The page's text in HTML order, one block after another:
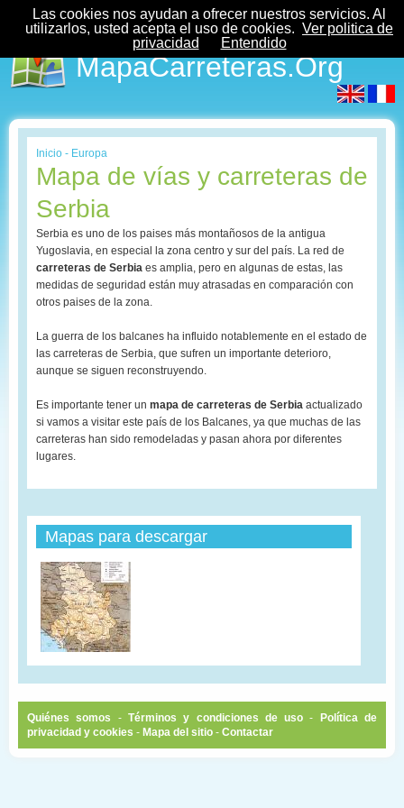
MapaCarreteras.Org
Inicio - Europa
Mapa de vías y carreteras de
Serbia
Serbia es uno de los paises más montañosos de la antigua
Yugoslavia, en especial la zona centro y sur del país. La red de
carreteras de Serbia es amplia, pero en algunas de estas, las
medidas de seguridad están muy atrasadas en comparación con
otros paises de la zona.
La guerra de los balcanes ha influido notablemente en el estado de
las carreteras de Serbia, que sufren un importante deterioro,
aunque se siguen reconstruyendo.
Es importante tener un mapa de carreteras de Serbia actualizado
si vamos a visitar este país de los Balcanes, ya que muchas de las
carreteras han sido remodeladas y pasan ahora por diferentes
lugares.
Mapas para descargar
Quiénes somos - Términos y condiciones de uso -
Política de
privacidad y cookies - Mapa del sitio - Contactar
Las cookies nos ayudan a ofrecer nuestros servicios. Al
utilizarlos, usted acepta el uso de cookies. Ver politica de
privacidad
Entendido